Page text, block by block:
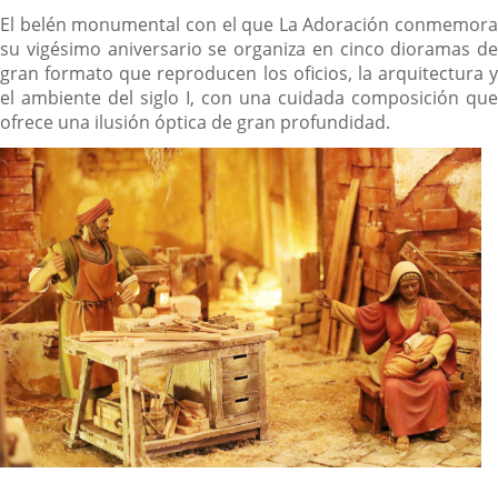
El belén monumental con el que La Adoración conmemora
su vigésimo aniversario se organiza en cinco dioramas de
gran formato que reproducen los oficios, la arquitectura y
el ambiente del siglo I, con una cuidada composición que
ofrece una ilusión óptica de gran profundidad.